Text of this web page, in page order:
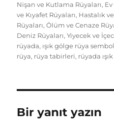
Nişan ve Kutlama Rüyaları,
ve Kıyafet Rüyaları, Hastalık
Rüyaları,Ölüm ve Cenaze
Deniz Rüyaları,Yiyecek ve
rüyada, ışık gölge rüya
rüya, rüya tabirleri, rüyada
Bir yanıt yazın